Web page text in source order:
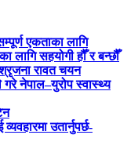
एकताका लागि
लागि सहयोगी हौँ र बन्छौँ
श्रृजना रावत चयन
गरे नेपाल–युरोप स्वास्थ्य
उतार्नुपर्छ-